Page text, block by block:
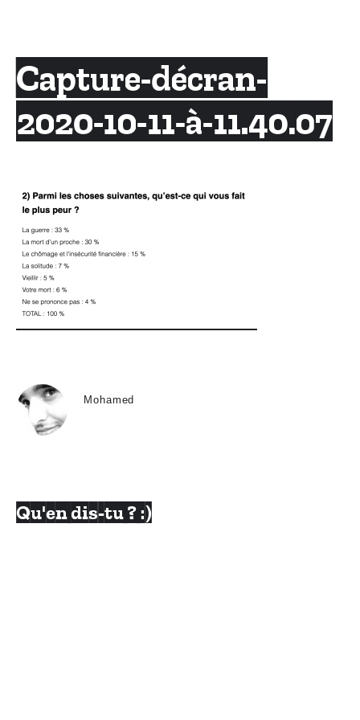
content
Capture-décran-
2020-10-11-à-11.40.07
Mohamed
Qu'en dis-tu ? :)